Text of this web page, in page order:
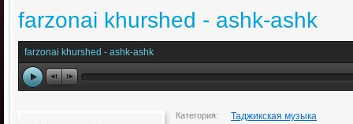
farzonai khurshed - ashk-ashk
farzonai khurshed - ashk-ashk
Категория: Таджикская музыка